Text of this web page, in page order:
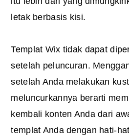
letak berbasis kisi.
Templat Wix tidak dapat
setelah peluncuran.
setelah Anda melakukan
meluncurkannya berarti
kembali konten Anda dari
templat Anda dengan hati-